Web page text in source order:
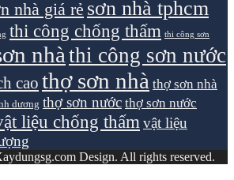
nhà giá rẻ sơn nhà tphcm
thi công chống thấm thi công sơn
nhà thi công sơn nước
cao thợ sơn nhà thợ sơn nhà
dương thợ sơn nước thợ sơn nước
liệu chống thấm vật liệu
Design. All rights reserved.